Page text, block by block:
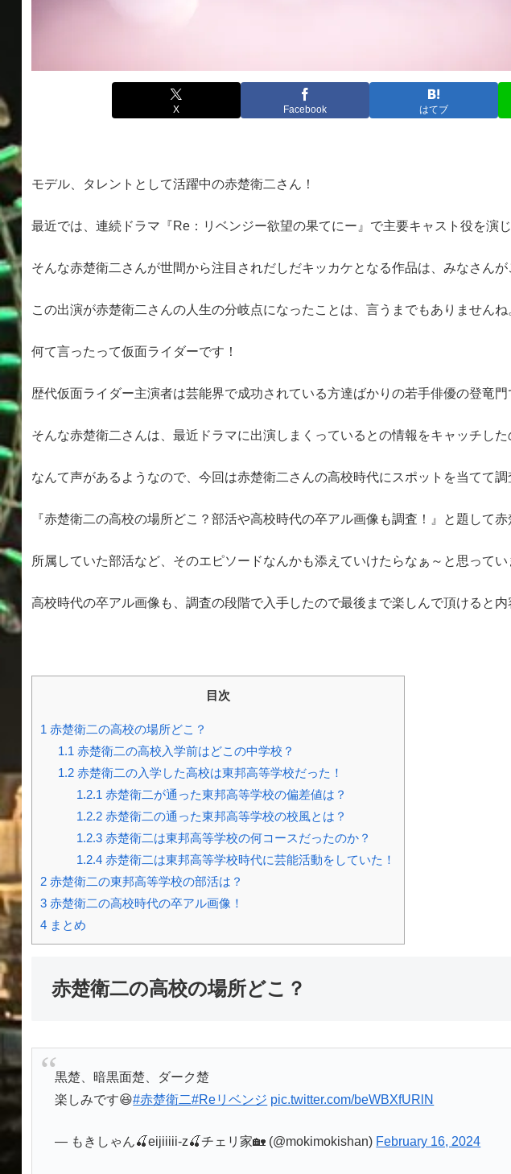
X Facebook はてブ
モデル、タレントとして活躍中の赤楚衛二さん！
最近では、連続ドラマ『Re：リベンジー欲望の果てにー』で主要キャスト役を演じ
そんな赤楚衛二さんが世間から注目されだしだキッカケとなる作品は、みなさん
この出演が赤楚衛二さんの人生の分岐点になったことは、言うまでもありませんね
何て言ったって仮面ライダーです！
歴代仮面ライダー主演者は芸能界で成功されている方達ばかりの若手俳優の登竜門
そんな赤楚衛二さんは、最近ドラマに出演しまくっているとの情報をキャッチし
なんて声があるようなので、今回は赤楚衛二さんの高校時代にスポットを当てて調
『赤楚衛二の高校の場所どこ？部活や高校時代の卒アル画像も調査！』と題して
所属していた部活など、そのエピソードなんかも添えていけたらなぁ～と思ってい
高校時代の卒アル画像も、調査の段階で入手したので最後まで楽しんで頂けると内
目次
1 赤楚衛二の高校の場所どこ？
1.1 赤楚衛二の高校入学前はどこの中学校？
1.2 赤楚衛二の入学した高校は東邦高等学校だった！
1.2.1 赤楚衛二が通った東邦高等学校の偏差値は？
1.2.2 赤楚衛二の通った東邦高等学校の校風とは？
1.2.3 赤楚衛二は東邦高等学校の何コースだったのか？
1.2.4 赤楚衛二は東邦高等学校時代に芸能活動をしていた！
2赤楚衛二の東邦高等学校の部活は？
3赤楚衛二の高校時代の卒アル画像！
4まとめ
赤楚衛二の高校の場所どこ？
黒楚、暗黒面楚、ダーク楚
楽しみです😆#赤楚衛二#Reリベンジ pic.twitter.com/beWBXfURlN
— もきしゃん🍒eijiiiii-z🍒チェリ家🏡 (@mokimokishan) February 16, 2024